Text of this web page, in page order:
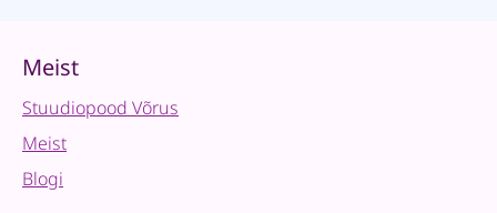
Meist
Stuudiopood Võrus
Meist
Blogi